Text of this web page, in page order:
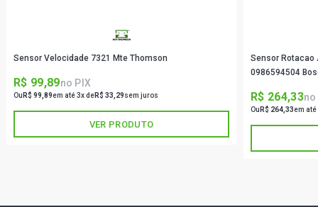
Sensor Velocidade 7321 Mte Thomson
R$ 99,89no PIX
Ou R$ 99,89em até 3x deR$ 33,29sem juros
VER PRODUTO
Sensor Rotacao
0986594504
R$ 264,33no
Ou R$ 264,33em até